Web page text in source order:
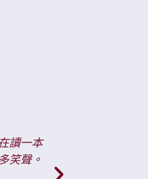
而且有
無聊。